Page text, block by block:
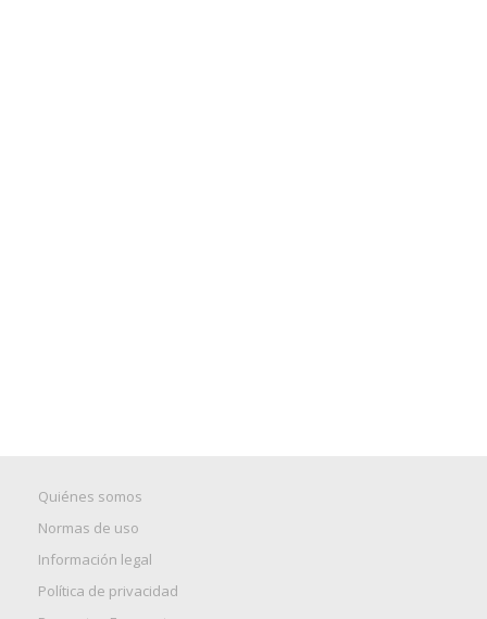
Quiénes somos
Normas de uso
Información legal
Política de privacidad